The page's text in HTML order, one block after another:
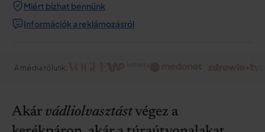
Miért bízhat bennünk
Információk a reklámozásról
A média rólunk:
Akár vádliolvasztástvégez a